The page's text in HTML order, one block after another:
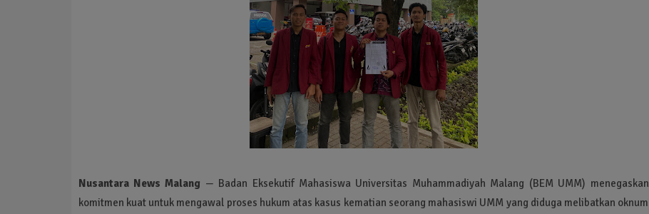
Nusantara News Malang — Badan Eksekutif Mahasiswa Universitas Muhammadiyah Malang (BEM UMM) menegaskan
komitmen kuat untuk mengawal proses hukum atas kasus kematian seorang mahasiswi UMM yang diduga melibatkan oknum